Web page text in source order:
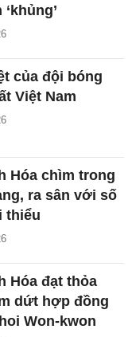
của đội bóng
Việt Nam
Hóa chìm trong
ra sân với số
thiểu
Hóa đạt thỏa
dứt hợp đồng
Won-kwon